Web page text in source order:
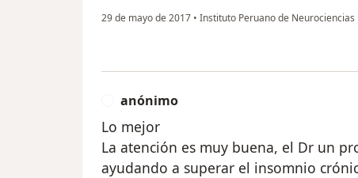
29 de mayo de 2017 • Instituto Peruano de Neurociencias
anónimo
Lo mejor
La atención es muy buena, el Dr un
ayudando a superar el insomnio